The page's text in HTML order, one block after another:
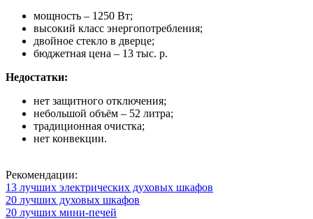
мощность – 1250 Вт;
высокий класс энергопотребления;
двойное стекло в дверце;
бюджетная цена – 13 тыс. р.
Недостатки:
нет защитного отключения;
небольшой объём – 52 литра;
традиционная очистка;
нет конвекции.
Рекомендации:
13 лучших электрических духовых шкафов
20 лучших духовых шкафов
20 лучших мини-печей